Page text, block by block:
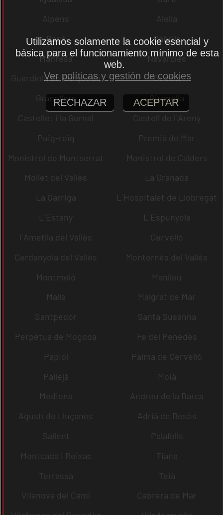
Alpens
Alella
Bagà
Cabrils
Manresa
Navarcles
Guardiola de Berguedà
Gualba
Granollers
Gironella
Castellet i la Gornal
Castell de l´Areny
Puig-reig
Premià de Mar
Monistrol de Montserrat
Monistrol de Calders
Mollet del Vallès
La Granada
La Garriga
L´Hospitalet de Llobregat
L´Estany
L´Espunyola
l´Ametlla del Vallès
Cervelló
Cerdanyola del Vallès
Montornès del Vallès
Montmeló
Manlleu
Malla
Malgrat de Mar
Santpedor
Santa Susanna
Perpètua de Mogoda
Fe del Penedès
Papiol
Palma de Cervelló
Pallejà
Moià
Mediona
Andreu de la Barca
Agustí de Lluçanès
Adrià de Besòs
Sallent
Palafolls
Montcada i Reixac
Tiana
Terrassa
Teià
Vilanova del Camí
Cabrera de Mar
Utilizamos solamente la cookie esencial y
básica para el funcionamiento mínimo de esta
web.
Ver políticas y gestión de cookies
RECHAZAR ACEPTAR